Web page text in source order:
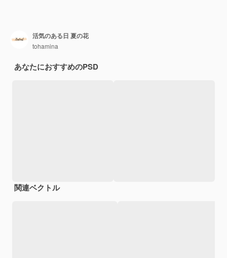
活気のある日 夏の花
tohamina
あなたにおすすめのPSD
関連ベクトル